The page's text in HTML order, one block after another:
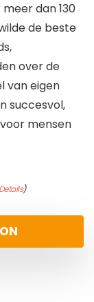
dan 130
de beste
over de
van eigen
succesvol,
mensen
Details)